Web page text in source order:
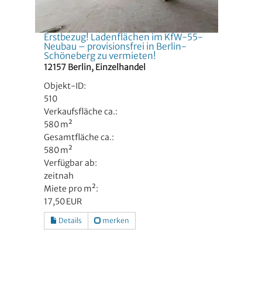
Erstbezug! Ladenflächen im KfW-55-
Neubau – provisionsfrei in Berlin-
Schöneberg zu vermieten!
12157 Berlin, Einzelhandel
Objekt-ID:
510
Verkaufsfläche ca.:
580 m²
Gesamtfläche ca.:
580 m²
Verfügbar ab:
zeitnah
Miete pro m²:
17,50 EUR
Details merken